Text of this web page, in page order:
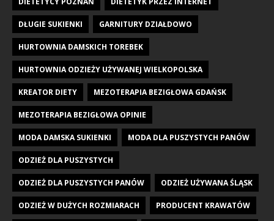
DŁUGIE SUKIENKI GARNITURY DZIAŁDOWO
HURTOWNIA DAMSKICH TOREBEK
HURTOWNIA ODZIEŻY UŻYWANEJ WIELKOPOLSKA
KREATOR DIETY MEZOTERAPIA BEZIGŁOWA GDAŃSK
MEZOTERAPIA BEZIGŁOWA OPINIE
MODA DAMSKA SUKIENKI MODA DLA PUSZYSTYCH PANÓW
ODZIEŻ DLA PUSZYSTYCH
ODZIEŻ DLA PUSZYSTYCH PANÓW ODZIEŻ UŻYWANA ŚLĄSK
ODZIEŻ W DUŻYCH ROZMIARACH PRODUCENT KRAWATÓW